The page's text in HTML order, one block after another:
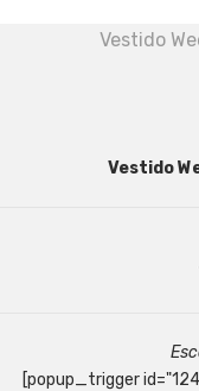
Vestido
Vestido
[popup_trigger